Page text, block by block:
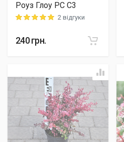
Роуз Глоу PC C3
Rating: 5 out of 52 відгуки
240грн.